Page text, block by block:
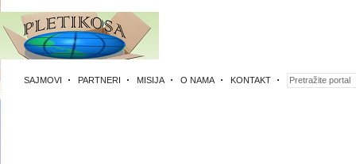
SAJMOVI PARTNERI MISIJA O NAMA KONTAKT